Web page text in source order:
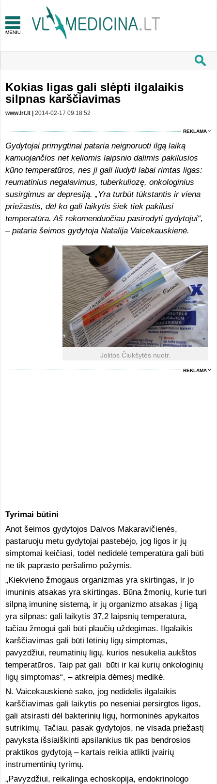
Kokias ligas gali slėpti ilgalaikis
silpnas karščiavimas
www.lrt.lt | 2014-02-17 09:18:52
REKLAMA
Gydytojai primygtinai pataria neignoruoti ilgą laiką
kamuojančios net keliomis laipsnio dalimis pakilusios
kūno temperatūros, nes ji gali liudyti labai rimtas ligas:
reumatinius negalavimus, tuberkuliozę, onkologinius
susirgimus ar depresiją. „Yra turbūt tūkstantis ir viena
priežastis, dėl ko gali laikytis šiek tiek pakilusi
temperatūra. Aš rekomenduočiau pasirodyti gydytojui“,
– pataria šeimos gydytoja Natalija Vaicekauskienė.
Jolitos Čiukšytės nuotr.
REKLAMA
Tyrimai būtini
Anot šeimos gydytojos Daivos Makaravičienės,
pastaruoju metu gydytojai pastebėjo, jog ligos ir jų
simptomai keičiasi, todėl nedidelė temperatūra gali būti
ne tik paprasto peršalimo požymis.
„Kiekvieno žmogaus organizmas yra skirtingas, ir jo
imuninis atsakas yra skirtingas. Būna žmonių, kurie turi
silpną imuninę sistemą, ir jų organizmo atsakas į ligą
yra silpnas: gali laikytis 37,2 laipsnių temperatūra,
tačiau žmogui gali būti plaučių uždegimas. Ilgalaikis
karščiavimas gali būti lėtinių ligų simptomas,
pavyzdžiui, reumatinių ligų, kurios nesukelia aukštos
temperatūros. Taip pat gali būti ir kai kurių onkologinių
ligų simptomas“, – atkreipia dėmesį medikė.
N. Vaicekauskienė sako, jog nedidelis ilgalaikis
karščiavimas gali laikytis po neseniai persirgtos ligos,
gali atsirasti dėl bakterinių ligų, hormoninės apykaitos
sutrikimų. Tačiau, pasak gydytojos, ne visada priežastį
pavyksta išsiaiškinti apsilankius tik pas bendrosios
praktikos gydytoją – kartais reikia atlikti įvairių
instrumentinių tyrimų.
„Pavyzdžiui, reikalinga echoskopija, endokrinologo